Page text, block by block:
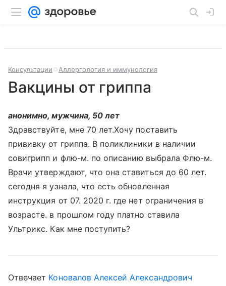
Консультации Аллергология и иммунология
Вакцины от гриппа
анонимно, мужчина, 50 лет
Здравствуйте, мне 70 лет.Хочу поставить
прививку от гриппа. В поликлиники в наличии
совигрипп и флю-м. по описанию выбрала Флю-м.
Врачи утверждают, что она ставиться до 60 лет.
сегодня я узнала, что есть обновленная
инструкция от 07. 2020 г. где нет ограничения в
возрасте. в прошлом году платно ставила
Ультрикс. Как мне поступить?
Отвечает Коновалов Алексей Александрович